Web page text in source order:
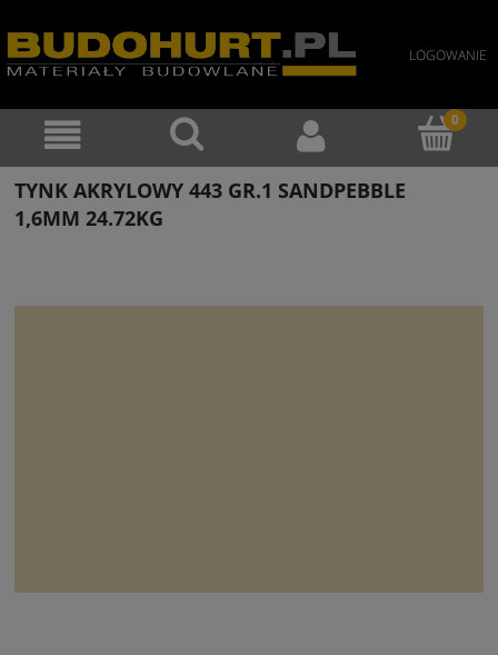
LOGOWANIE
TYNK AKRYLOWY 443 GR.1 SANDPEBBLE
1,6MM 24.72KG